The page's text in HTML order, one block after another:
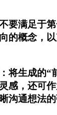
要满足于
的概念，
将生成的“
感，还可
沟通想法的